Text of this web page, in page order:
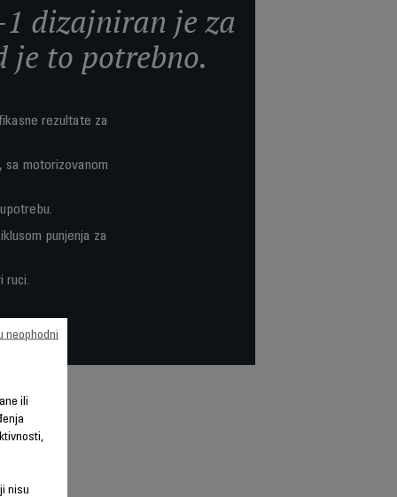
dizajniran je za
je to potrebno.
rezultate za
sa motorizovanom
punjenja za
ruci.
ili
nisu
neophodni